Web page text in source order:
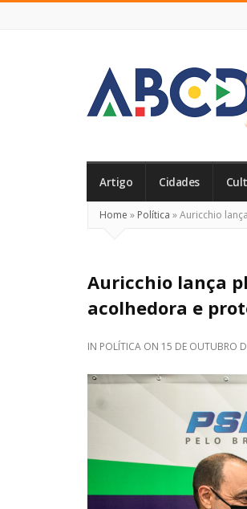
Real
Artigo Cidades
Home » Política »Auricchio
Auricchio lança
acolhedora e
IN POLÍTICA ON 15 DE OUTUBRO